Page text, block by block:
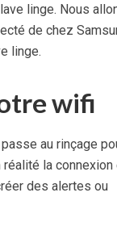
linge. Nous
de chez
linge.
wifi
au rinçage
la connexion
des alertes ou